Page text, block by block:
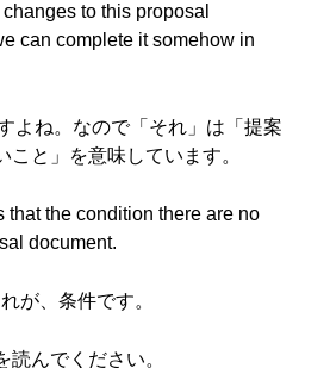
to this proposal
can complete it somehow in
よね。なので「それ」は「提案
と」を意味しています。
that the condition there are no
document.
が、条件です。
読んでください。